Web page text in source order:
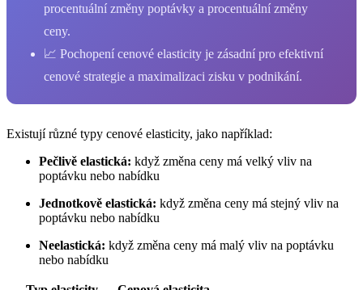
procentuální změny poptávky a procentuální změny
ceny.
📈 Pochopení cenové elasticity je zásadní pro efektivní
cenové strategie a maximalizaci zisku v podnikání.
Existují různé typy cenové elasticity, jako například:
Pečlivě elastická: když změna ceny má velký vliv na
poptávku nebo nabídku
Jednotkově elastická: když změna ceny má stejný vliv na
poptávku nebo nabídku
Neelastická: když změna ceny má malý vliv na poptávku
nebo nabídku